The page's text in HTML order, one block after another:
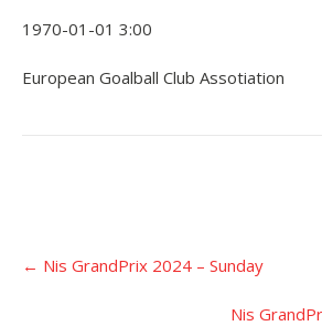
1970-01-01 3:00
European Goalball Club Assotiation
navigacija
← Nis GrandPrix 2024 – Sunday
Nis